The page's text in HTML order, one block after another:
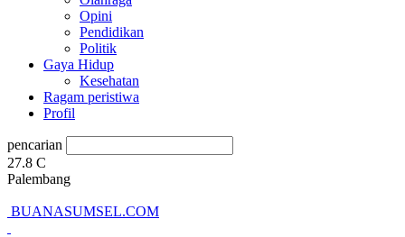
Opini
Pendidikan
Politik
Gaya Hidup
Kesehatan
Ragam peristiwa
Profil
pencarian
27.8 C
Palembang
BUANASUMSEL.COM